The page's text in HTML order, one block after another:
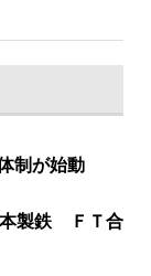
制が始動
本製鉄 ＦＴ合